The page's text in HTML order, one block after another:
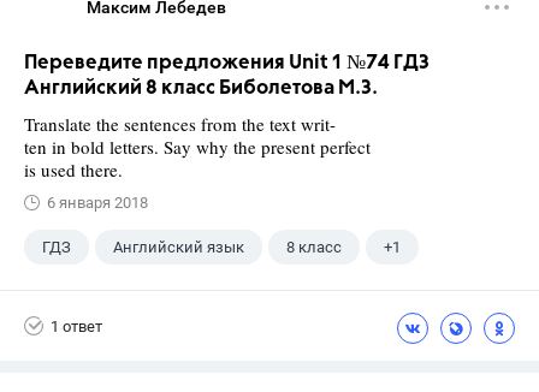
Максим Лебедев
Переведите предложения Unit 1 №74 ГДЗ
Английский 8 класс Биболетова М.З.
Translate the sentences from the text writ-
ten in bold letters. Say why the present perfect
is used there.
6 января 2018
ГДЗ Английский язык 8 класс +1
1 ответ